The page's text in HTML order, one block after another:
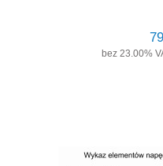
bez 23.00%